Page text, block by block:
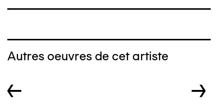
Autres oeuvres de cet artiste
← →